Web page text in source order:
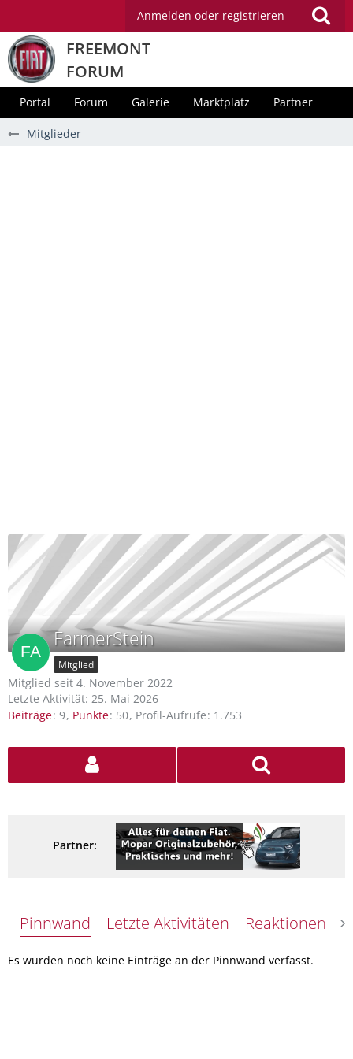
Anmelden oder registrieren
FREEMONT
FORUM
Portal Forum Galerie Marktplatz Partner
Mitglieder
FarmerStein
Mitglied
Mitglied seit 4. November 2022
Letzte Aktivität: 25. Mai 2026
Beiträge 9 Punkte 50 Profil-Aufrufe 1.753
Partner:
Pinnwand Letzte Aktivitäten Reaktionen
Es wurden noch keine Einträge an der Pinnwand verfasst.